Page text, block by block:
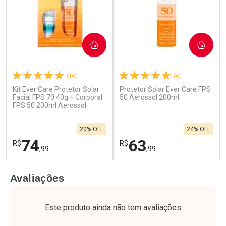
Por R$ 80,99/cada
Comprar sem Desconto
Ativar Desconto
(16)
Kit Ever Care Protetor Solar
Facial FPS 70 40g + Corporal
FPS 50 200ml Aerossol
R$74,99
20% OFF
COMPRAR
Laboratório
Por Menos
(6)
Protetor Solar Ever Care FPS
50 Aerossol 200ml
R$63,99
24% OFF
COMPRAR
Laboratório
Por Menos
Avaliações
Este produto ainda não tem avaliações